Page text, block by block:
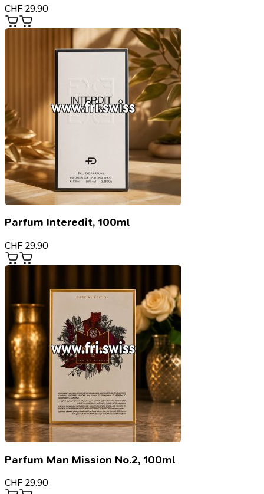
CHF 29.90
Parfum Interedit, 100ml
CHF 29.90
Parfum Man Mission No.2, 100ml
CHF 29.90